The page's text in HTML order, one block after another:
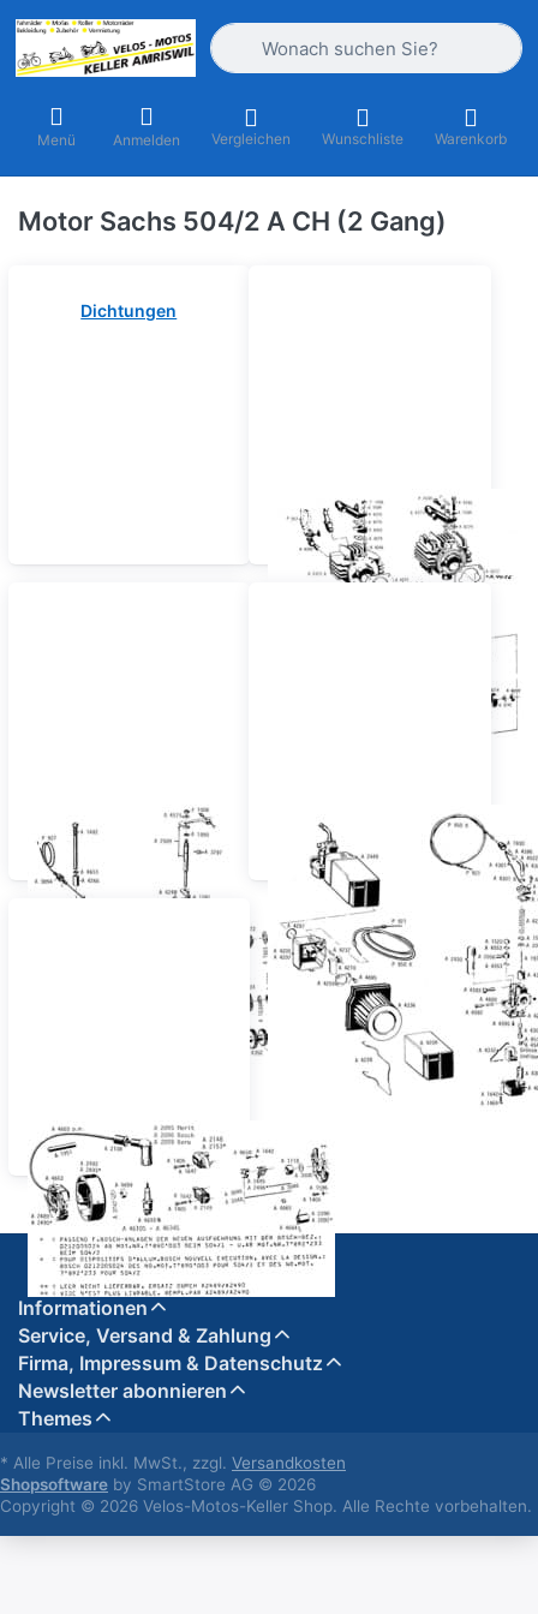
Geben Sie einen Suchbegriff ein.
Menü Anmelden Vergleichen Wunschliste Warenkorb
Motor Sachs 504/2 A CH (2 Gang)
Dichtungen
Gehäuse - Kurbelwelle -
Zylinder
Schaltung - Getriebe -
Vergaser -
Zündanlage
Informationen
Service, Versand & Zahlung
Firma, Impressum & Datenschutz
Newsletter abonnieren
Themes
* Alle Preise inkl. MwSt., zzgl. Versandkosten
Shopsoftware by SmartStore AG © 2026
Copyright © 2026 Velos-Motos-Keller Shop. Alle Rechte vorbehalten.